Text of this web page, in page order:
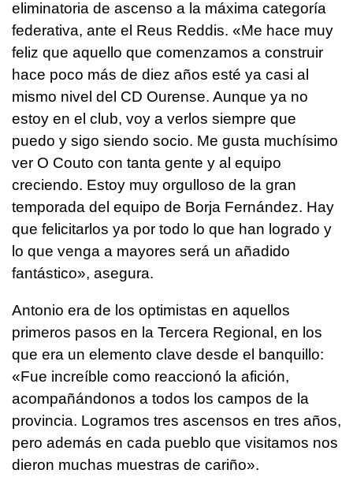
eliminatoria de ascenso a la máxima categoría
federativa, ante el Reus Reddis. «Me hace muy
feliz que aquello que comenzamos a construir
hace poco más de diez años esté ya casi al
mismo nivel del CD Ourense. Aunque ya no
estoy en el club, voy a verlos siempre que
puedo y sigo siendo socio. Me gusta muchísimo
ver O Couto con tanta gente y al equipo
creciendo. Estoy muy orgulloso de la gran
temporada del equipo de Borja Fernández. Hay
que felicitarlos ya por todo lo que han logrado y
lo que venga a mayores será un añadido
fantástico», asegura.
Antonio era de los optimistas en aquellos
primeros pasos en la Tercera Regional, en los
que era un elemento clave desde el banquillo:
«Fue increíble como reaccionó la afición,
acompañándonos a todos los campos de la
provincia. Logramos tres ascensos en tres años,
pero además en cada pueblo que visitamos nos
dieron muchas muestras de cariño».